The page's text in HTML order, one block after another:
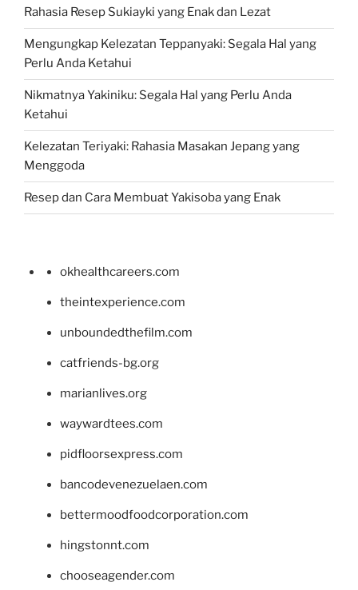
Rahasia Resep Sukiayki yang Enak dan Lezat
Mengungkap Kelezatan Teppanyaki: Segala Hal yang
Perlu Anda Ketahui
Nikmatnya Yakiniku: Segala Hal yang Perlu Anda
Ketahui
Kelezatan Teriyaki: Rahasia Masakan Jepang yang
Menggoda
Resep dan Cara Membuat Yakisoba yang Enak
okhealthcareers.com
theintexperience.com
unboundedthefilm.com
catfriends-bg.org
marianlives.org
waywardtees.com
pidfloorsexpress.com
bancodevenezuelaen.com
bettermoodfoodcorporation.com
hingstonnt.com
chooseagender.com